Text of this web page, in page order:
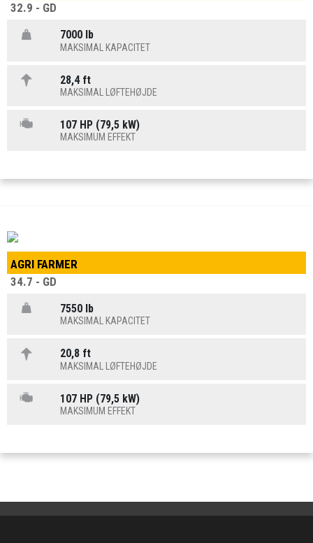
32.9 - GD
7000 lb
MAKSIMAL KAPACITET
28,4 ft
MAKSIMAL LØFTEHØJDE
107 HP (79,5 kW)
MAKSIMUM EFFEKT
AGRI FARMER
34.7 - GD
7550 lb
MAKSIMAL KAPACITET
20,8 ft
MAKSIMAL LØFTEHØJDE
107 HP (79,5 kW)
MAKSIMUM EFFEKT